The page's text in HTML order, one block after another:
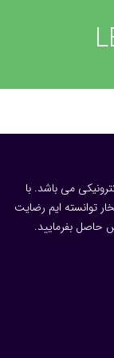
می باشد. با
توانسته ایم رضایت
حاصل بفرمایید.